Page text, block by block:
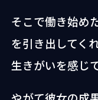
そこで働き始め
を引き出してく
生きがいを感じ